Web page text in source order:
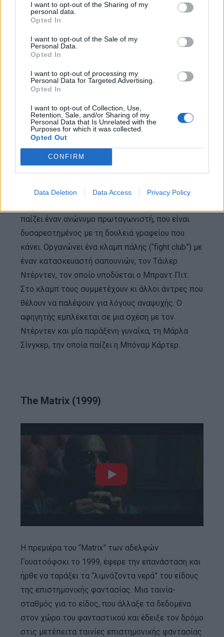
I want to opt-out of the Sharing of my
personal data.
Opted In
I want to opt-out of the Sale of my
Personal Data.
Opted In
I want to opt-out of processing my
Personal Data for Targeted Advertising.
Opted In
I want to opt-out of Collection, Use,
Retention, Sale, and/or Sharing of my
Personal Data that Is Unrelated with the
Purposes for which it was collected.
Opted Out
CONFIRM
Data Deletion Data Access Privacy Policy
Fight Club (1999)
Το “Fight Club” είναι ταινία του 1999 σε
πρωταγωνιστές τους Μπραντ Πιτ, Έντουαρντ
παίζει έναν ανώνυμο πρωταγωνιστή, που είναι
δυσαρεστημένος με τη δουλειά γραφείου που
κάνει. Οργανώνει ένα κλαμπ πάλης (“fight club”) με
έναν κατασκευαστή σαπουνιών, τον Τάιλερ
Ντέρντεν, τον οποίο υποδύεται ο Μπραντ Πιτ.
Στο κλαμπ τους συμμετέχουν κι άλλοι άντρες που
θέλουν να παλέψουν για λόγους αναψυχής. Ο
αφηγητής εμπλέκεται σε μια σχέση με τον
Ντέρντεν και μία παράξενη γυναίκα, τη Μάρλα
Σίνγκερ, την οποία παίζει η Μπόναμ Κάρτερ.
The Matrix (1999)
Η πρεμιέρα του “Matrix” των αδελφών
Γουατσόφσκι το 1999, έφερε την επανάσταση και
ήρθε να ταράξει τα “λιμνάζοντα νερά” του είδους
της επιστημονικής φαντασίας. Μια ταινία-
σταθμός για το είδος, που άλλαξε τα δεδομένα
στον χώρο του φανταστικού και έδειξε τον δρόμο
στις μετέπειτα ταινίες επιστημονικής φαντασίας